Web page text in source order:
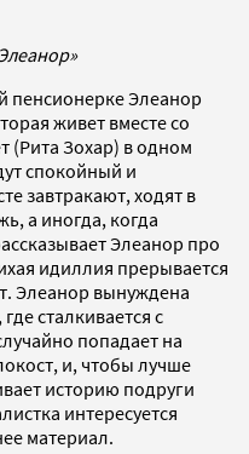
пенсионерке Элеанор
живет вместе со
(Рита Зохар) в одном
спокойный и
завтракают, ходят в
а иногда, когда
Элеанор про
идиллия прерывается
Элеанор вынуждена
сталкивается с
попадает на
и, чтобы лучше
историю подруги
интересуется
материал.